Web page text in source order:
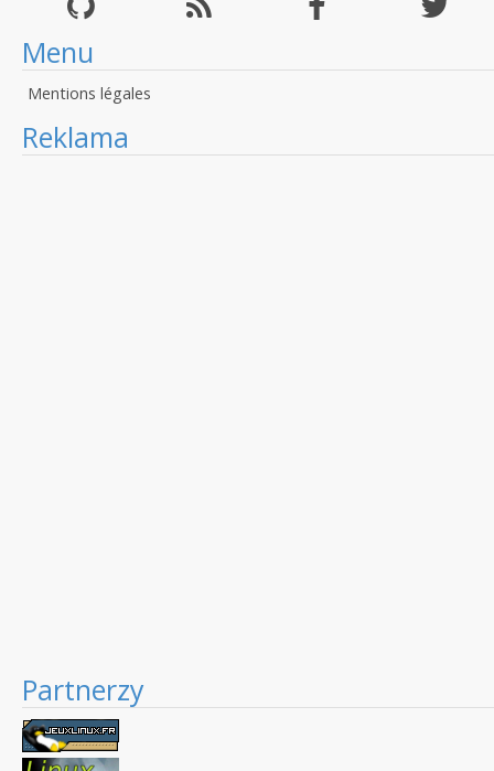
Menu
Mentions légales
Reklama
Partnerzy